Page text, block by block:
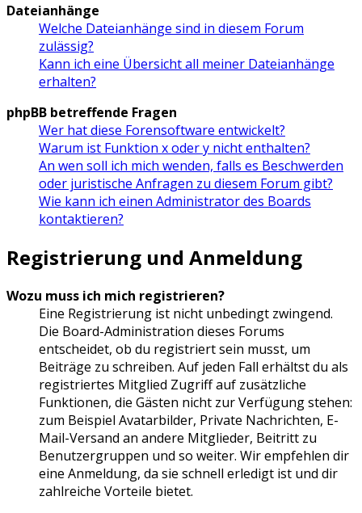
Dateianhänge
Welche Dateianhänge sind in diesem Forum
zulässig?
Kann ich eine Übersicht all meiner Dateianhänge
erhalten?
phpBB betreffende Fragen
Wer hat diese Forensoftware entwickelt?
Warum ist Funktion x oder y nicht enthalten?
An wen soll ich mich wenden, falls es Beschwerden
oder juristische Anfragen zu diesem Forum gibt?
Wie kann ich einen Administrator des Boards
kontaktieren?
Registrierung und Anmeldung
Wozu muss ich mich registrieren?
Eine Registrierung ist nicht unbedingt zwingend.
Die Board-Administration dieses Forums
entscheidet, ob du registriert sein musst, um
Beiträge zu schreiben. Auf jeden Fall erhältst du als
registriertes Mitglied Zugriff auf zusätzliche
Funktionen, die Gästen nicht zur Verfügung stehen:
zum Beispiel Avatarbilder, Private Nachrichten, E-
Mail-Versand an andere Mitglieder, Beitritt zu
Benutzergruppen und so weiter. Wir empfehlen dir
eine Anmeldung, da sie schnell erledigt ist und dir
zahlreiche Vorteile bietet.